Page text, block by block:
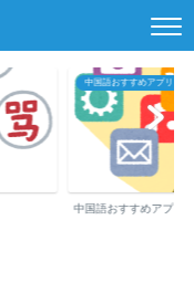
中国語おすすめアプリ・参
中国語おすすめアプリ